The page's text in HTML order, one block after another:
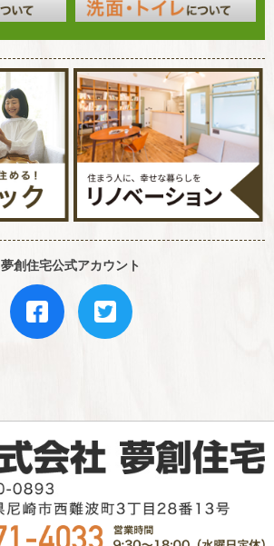
夢創住宅公式アカウント